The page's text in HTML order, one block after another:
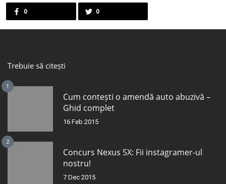
0 0
Trebuie să citești
1
Cum contești o amendă auto abuzivă –
Ghid complet
16 Feb 2015
2
Concurs Nexus 5X: Fii instagramer-ul
nostru!
7 Dec 2015